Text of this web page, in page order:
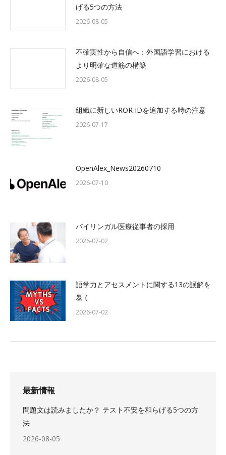
げる5つの方法
2026-08-05
不確実性から自信へ：外国語学習における
より明確な道筋の構築
2026-08-05
組織に新しいROR IDを追加する時の注意
2026-07-17
OpenAlex_News20260710
2026-07-10
バイリンガル医療従事者の採用
2026-07-02
語学力とアセスメントに関する13の誤解を
暴く
2026-07-02
最新情報
問題文は読みましたか？ テスト不安を和らげる5つの方
法
2026-08-05